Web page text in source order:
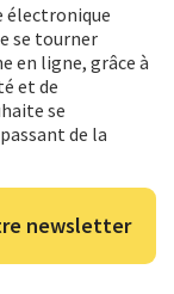
électronique
se tourner
en ligne, grâce à
et de
se
de la
newsletter